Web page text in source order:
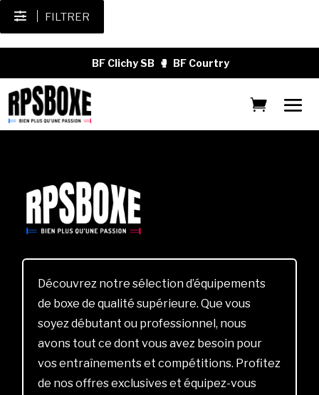
FILTRER
BF Clichy SB 🥊 BF Courtry
Découvrez notre sélection d’équipements
de boxe de qualité supérieure. Que vous
soyez débutant ou professionnel, nous
avons tout ce dont vous avez besoin pour
vos entraînements et compétitions. Profitez
de nos offres exclusives et équipez-vous